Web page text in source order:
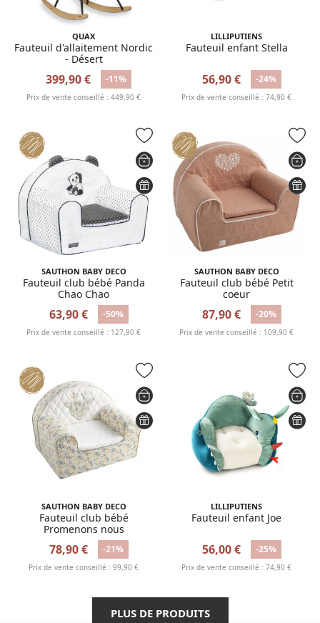
QUAX
Fauteuil d'allaitement Nordic
- Désert
399,90 € -11%
Prix de vente conseillé : 449,90 €
LILLIPUTIENS
Fauteuil enfant Stella
56,90 € -24%
Prix de vente conseillé : 74,90 €
SAUTHON BABY DECO
Fauteuil club bébé Panda
Chao Chao
63,90 € -50%
Prix de vente conseillé : 127,90 €
SAUTHON BABY DECO
Fauteuil club bébé Petit
coeur
87,90 € -20%
Prix de vente conseillé : 109,90 €
SAUTHON BABY DECO
Fauteuil club bébé
Promenons nous
78,90 € -21%
Prix de vente conseillé : 99,90 €
LILLIPUTIENS
Fauteuil enfant Joe
56,00 € -25%
Prix de vente conseillé : 74,90 €
PLUS DE PRODUITS